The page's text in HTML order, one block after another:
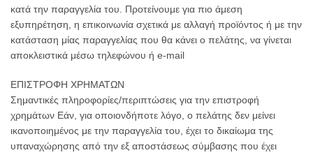
κατά την παραγγελία του. Προτείνουμε για πιο άμεση
εξυπηρέτηση, η επικοινωνία σχετικά με αλλαγή προϊόντος ή με την
κατάσταση μίας παραγγελίας που θα κάνει ο πελάτης, να γίνεται
αποκλειστικά μέσω τηλεφώνου ή e-mail
ΕΠΙΣΤΡΟΦΗ ΧΡΗΜΑΤΩΝ
Σημαντικές πληροφορίες/περιπτώσεις για την επιστροφή
χρημάτων Εάν, για οποιονδήποτε λόγο, ο πελάτης δεν μείνει
ικανοποιημένος με την παραγγελία του, έχει το δικαίωμα της
υπαναχώρησης από την εξ αποστάσεως σύμβασης που έχει